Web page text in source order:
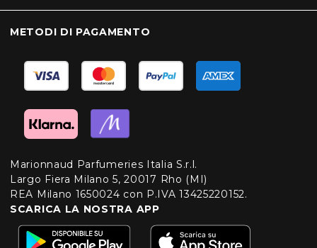
METODI DI PAGAMENTO
Marionnaud Parfumeries Italia S.r.l.
Largo Fiera Milano 5, 20017 Rho (MI)
REA Milano 1650024 con P.IVA 13425220152.
SCARICA LA NOSTRA APP